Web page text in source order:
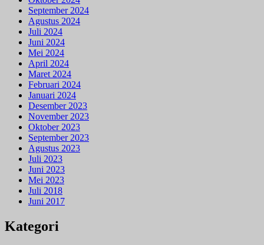
September 2024
Agustus 2024
Juli 2024
Juni 2024
Mei 2024
April 2024
Maret 2024
Februari 2024
Januari 2024
Desember 2023
November 2023
Oktober 2023
September 2023
Agustus 2023
Juli 2023
Juni 2023
Mei 2023
Juli 2018
Juni 2017
Kategori